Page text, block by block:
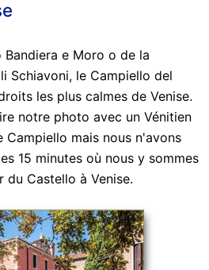
e Moro o de la
Schiavoni, le Campiello del
les plus calmes de Venise.
notre photo avec un Vénitien
mais nous n'avons
15 minutes où nous y sommes
du Castello à Venise.